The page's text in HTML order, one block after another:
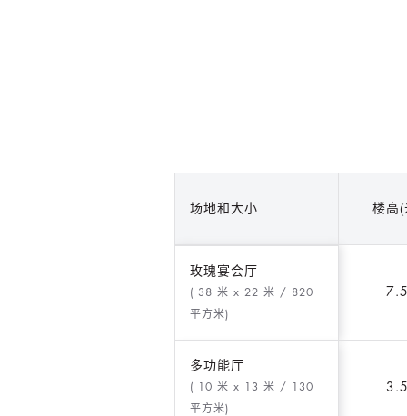
场地和大小 楼高(
玫瑰宴会厅
( 38 米 x 22 米 / 820
平方米)
多功能厅
( 10 米 x 13 米 / 130
平方米)